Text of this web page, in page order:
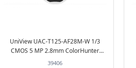
UniView UAC-T125-AF28M-W 1/3
CMOS 5 MP 2.8mm ColorHunter
Dome TVI/AHD/CVI/CVBS
39406